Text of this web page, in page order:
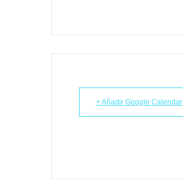
+ Añadir Google Calendar